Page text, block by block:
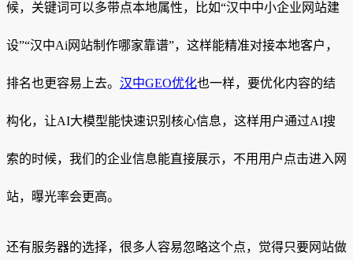
候，关键词可以多带点本地属性，比如“汉中中小企业网站建
设”“汉中Ai网站制作哪家靠谱”，这样能精准对接本地客户，
排名也更容易上去。 汉中GEO优化也一样，要优化内容的结
构化，让AI大模型能快速识别核心信息，这样用户通过AI搜
索的时候，我们的企业信息能直接展示，不用用户点击进入网
站，曝光率会更高。
还有服务器的选择，很多人容易忽略这个点，觉得只要网站做